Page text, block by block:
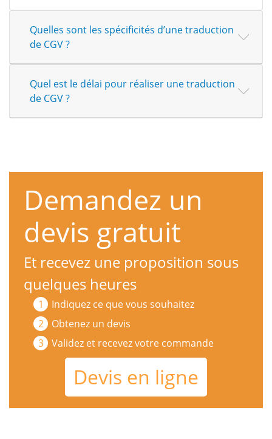
Quelles sont les spécificités d’une traduction
de CGV ?
Quel est le délai pour réaliser une traduction
de CGV ?
Demandez un
devis gratuit
Et recevez une proposition sous
quelques heures
Indiquez ce que vous souhaitez
Obtenez un devis
Validez et recevez votre commande
Devis en ligne